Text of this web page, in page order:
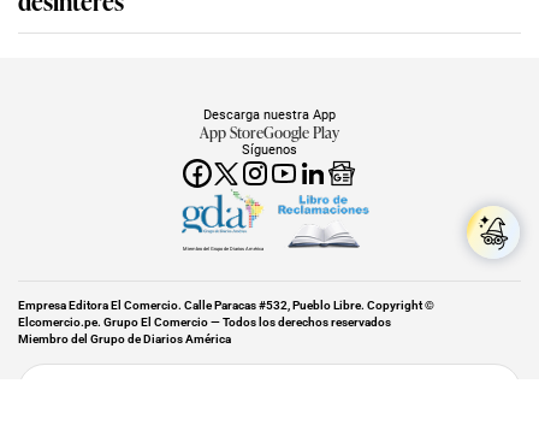
Síguenos
Descarga nuestra App
App StoreGoogle Play
Miembro del Grupo de Diarios América
Empresa Editora El Comercio. Calle Paracas #532, Pueblo Libre. Copyright ©
Elcomercio.pe. Grupo El Comercio — Todos los derechos reservados
Miembro del Grupo de Diarios América